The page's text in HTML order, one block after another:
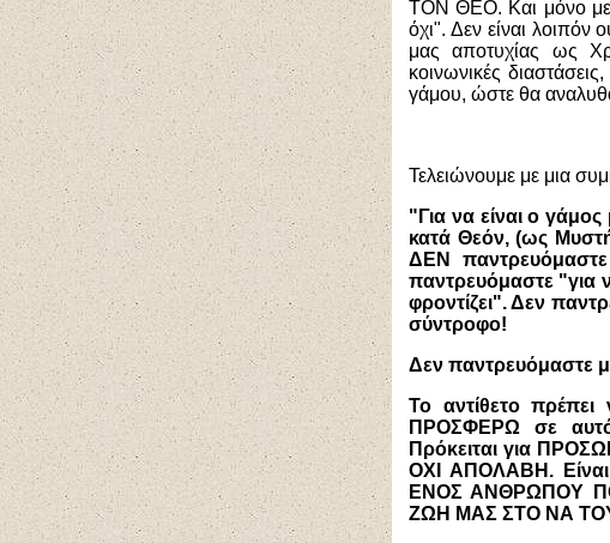
ΤΟΝ ΘΕΟ. Και μόνο με
όχι". Δεν είναι λοιπόν
μας αποτυχίας ως
κοινωνικές
γάμου, ώστε θα
Τελειώνουμε με μια
"Για να είναι ο
κατά Θεόν, (ως
ΔΕΝ
παντρευόμαστε "για
φροντίζει". Δεν
σύντροφο!
Δεν παντρευόμαστε
Το αντίθετο
ΠΡΟΣΦΕΡΩ σε
Πρόκειται για
ΟΧΙ ΑΠΟΛΑΒΗ.
ΕΝΟΣ ΑΝΘΡΩΠΟΥ
ΖΩΗ ΜΑΣ ΣΤΟ ΝΑ